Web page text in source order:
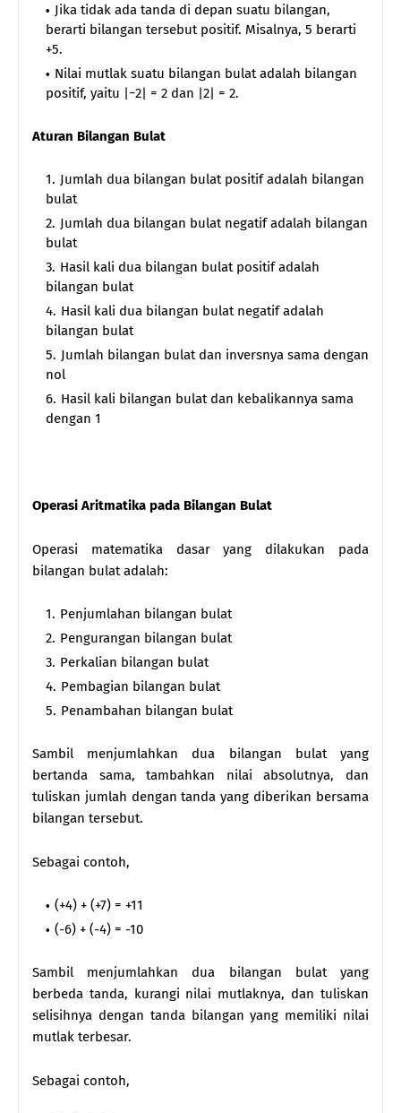
Jika tidak ada tanda di depan suatu bilangan,
berarti bilangan tersebut positif. Misalnya, 5 berarti
+5.
Nilai mutlak suatu bilangan bulat adalah bilangan
positif, yaitu |−2| = 2 dan |2| = 2.
Aturan Bilangan Bulat
Jumlah dua bilangan bulat positif adalah bilangan
bulat
Jumlah dua bilangan bulat negatif adalah bilangan
bulat
Hasil kali dua bilangan bulat positif adalah
bilangan bulat
Hasil kali dua bilangan bulat negatif adalah
bilangan bulat
Jumlah bilangan bulat dan inversnya sama dengan
nol
Hasil kali bilangan bulat dan kebalikannya sama
dengan 1
Operasi Aritmatika pada Bilangan Bulat
Operasi matematika dasar yang dilakukan pada
bilangan bulat adalah:
Penjumlahan bilangan bulat
Pengurangan bilangan bulat
Perkalian bilangan bulat
Pembagian bilangan bulat
Penambahan bilangan bulat
Sambil menjumlahkan dua bilangan bulat yang
bertanda sama, tambahkan nilai absolutnya, dan
tuliskan jumlah dengan tanda yang diberikan bersama
bilangan tersebut.
Sebagai contoh,
(+4) + (+7) = +11
(-6) + (-4) = -10
Sambil menjumlahkan dua bilangan bulat yang
berbeda tanda, kurangi nilai mutlaknya, dan tuliskan
selisihnya dengan tanda bilangan yang memiliki nilai
mutlak terbesar.
Sebagai contoh,